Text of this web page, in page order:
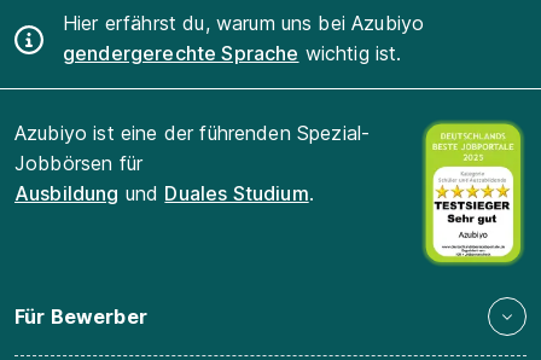
Hier erfährst du, warum uns bei Azubiyo
gendergerechte Sprache wichtig ist.
Azubiyo ist eine der führenden Spezial-
Jobbörsen für
Ausbildung und Duales Studium.
Für Bewerber